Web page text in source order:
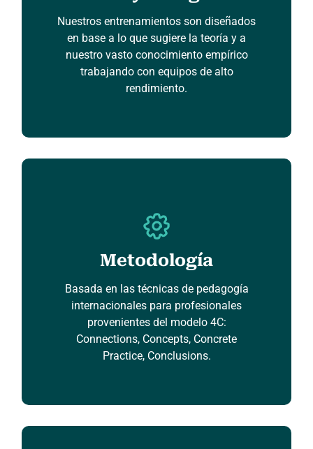
Nuestros entrenamientos son diseñados
en base a lo que sugiere la teoría y a
nuestro vasto conocimiento empírico
trabajando con equipos de alto
rendimiento.
Metodología
Basada en las técnicas de pedagogía
internacionales para profesionales
provenientes del modelo 4C:
Connections, Concepts, Concrete
Practice, Conclusions.